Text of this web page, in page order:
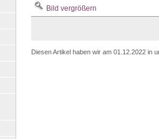
Bild vergrößern
Diesen Artikel haben wir am 01.12.2022 in